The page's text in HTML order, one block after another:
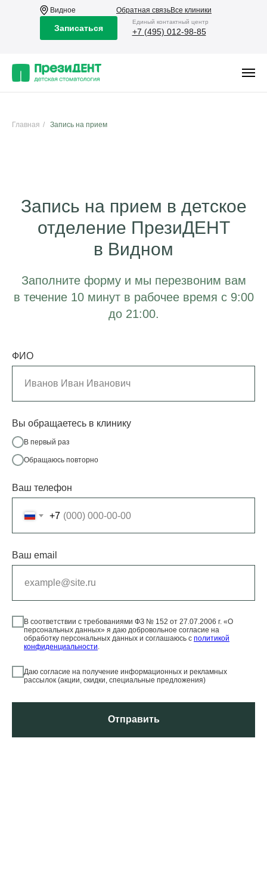
Обратная связьВсе клиники
Eдиный контактный центр
+7 (495) 012-98-85
Видное
Записаться
Главная / Запись на прием
Запись на прием в детское
отделение ПрезиДЕНТ
в Видном
Заполните форму и мы перезвоним вам
в течение 10 минут в рабочее время с 9:00
до 21:00.
ФИО
Вы обращаетесь в клинику
В первый раз
Обращаюсь повторно
Ваш телефон
+7
Ваш email
В соответствии с требованиями ФЗ № 152 от 27.07.2006 г. «О
персональных данных» я даю добровольное согласие на
обработку персональных данных и соглашаюсь с политикой
конфиденциальности
Даю согласие на получение информационных и рекламных
рассылок (акции, скидки, специальные предложения)
Отправить